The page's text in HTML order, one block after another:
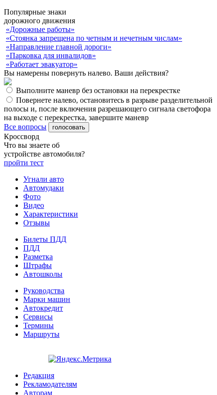
Популярные знаки
дорожного движения
«Дорожные работы»
«Стоянка запрещена по четным и нечетным числам»
«Направление главной дороги»
«Парковка для инвалидов»
«Работает эвакуатор»
Вы намерены повернуть налево. Ваши действия?
Выполните маневр без остановки на перекрестке
Повернете налево, остановитесь в разрыве разделительной
полосы и, после включения разрешающего сигнала светофора
на выходе с перекрестка, завершите маневр
Все вопросы
Кроссворд
Что вы знаете об
устройстве автомобиля?
пройти тест
Угнали авто
Автомудаки
Фото
Видео
Характеристики
Отзывы
Билеты ПДД
ПДД
Разметка
Штрафы
Автошколы
Руководства
Марки машин
Автокредит
Сервисы
Термины
Маршруты
Редакция
Рекламодателям
Авторам